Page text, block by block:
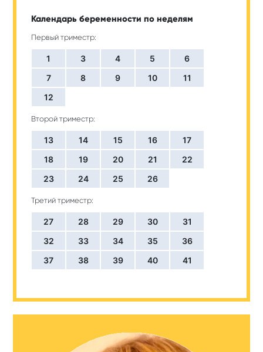
Календарь беременности по неделям
Первый триместр:
1 3 4 5
6
7
8 9 10
11
12
Второй триместр:
13 14 15 16
17
18
19 20 21
22
23
24 25 26
Третий триместр:
27 28 29 30
31
32
33 34 35
36
37
38 39 40 41